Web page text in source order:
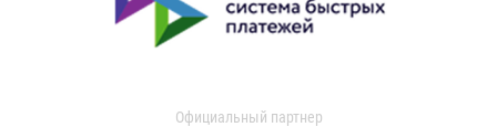
Официальный партнер